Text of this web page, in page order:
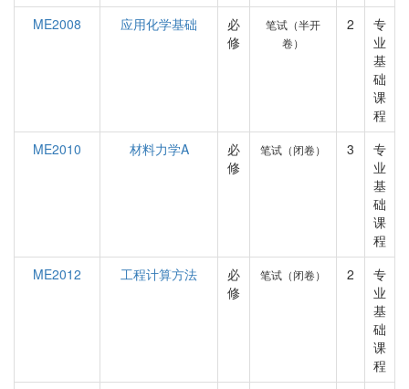
ME2008
应用化学基础
必
修
笔试（半开
卷）
2
专
业
基
础
课
程
ME2010
材料力学A
必
修
笔试（闭卷） 3
专
业
基
础
课
程
ME2012
工程计算方法
必
修
笔试（闭卷） 2
专
业
基
础
课
程